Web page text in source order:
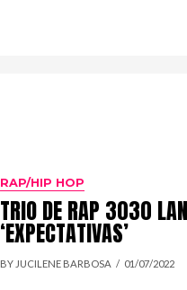
RAP/HIP HOP
TRIO DE RAP 3030
‘EXPECTATIVAS’
BY JUCILENE BARBOSA 01/07/2022